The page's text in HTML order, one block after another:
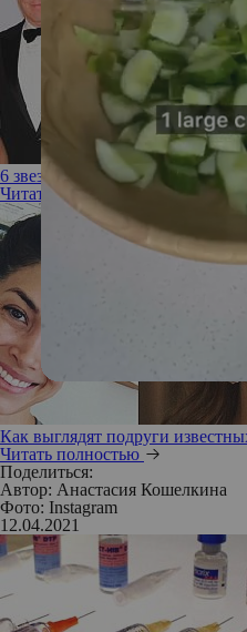
6 звездных пар, которые спасла
Читать полностью
Как выглядят подруги
Читать полностью
Поделиться:
Автор: Анастасия Кошелкина
Фото: Instagram
12.04.2021